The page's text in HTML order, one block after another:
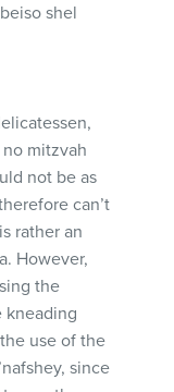
shel
mitzvah
not be as
can’t
rather an
However,
the
kneading
use of the
since